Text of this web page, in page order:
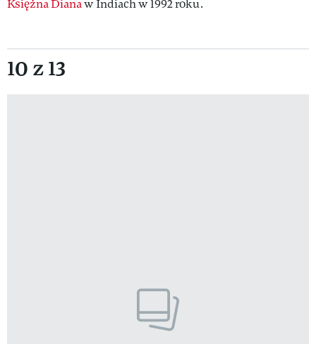
Księżna Dianaw Indiach w 1992 roku.
10 z 13